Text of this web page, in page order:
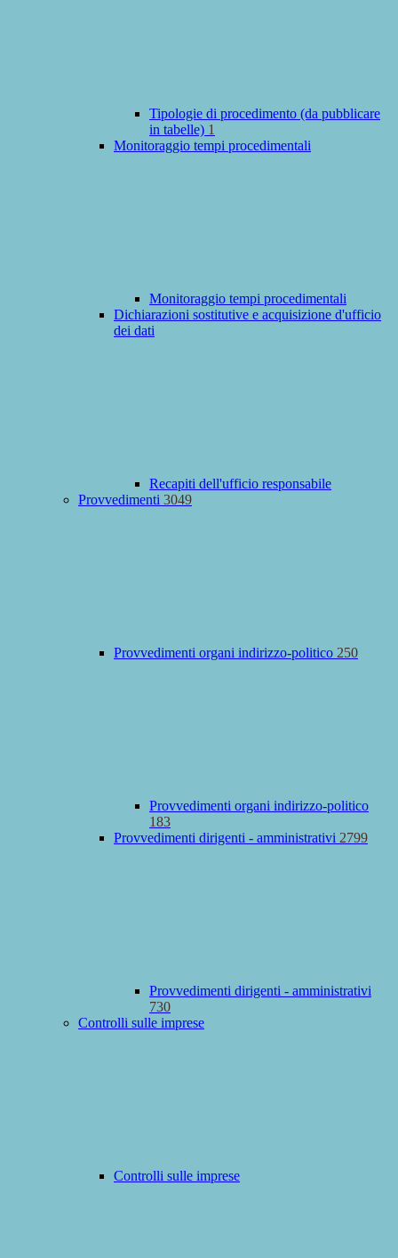
Tipologie di procedimento (da pubblicare
in tabelle) 1
Monitoraggio tempi procedimentali
Monitoraggio tempi procedimentali
Dichiarazioni sostitutive e acquisizione d'ufficio
dei dati
Recapiti dell'ufficio responsabile
Provvedimenti 3049
Provvedimenti organi indirizzo-politico 250
Provvedimenti organi indirizzo-politico
183
Provvedimenti dirigenti - amministrativi 2799
Provvedimenti dirigenti - amministrativi
730
Controlli sulle imprese
Controlli sulle imprese